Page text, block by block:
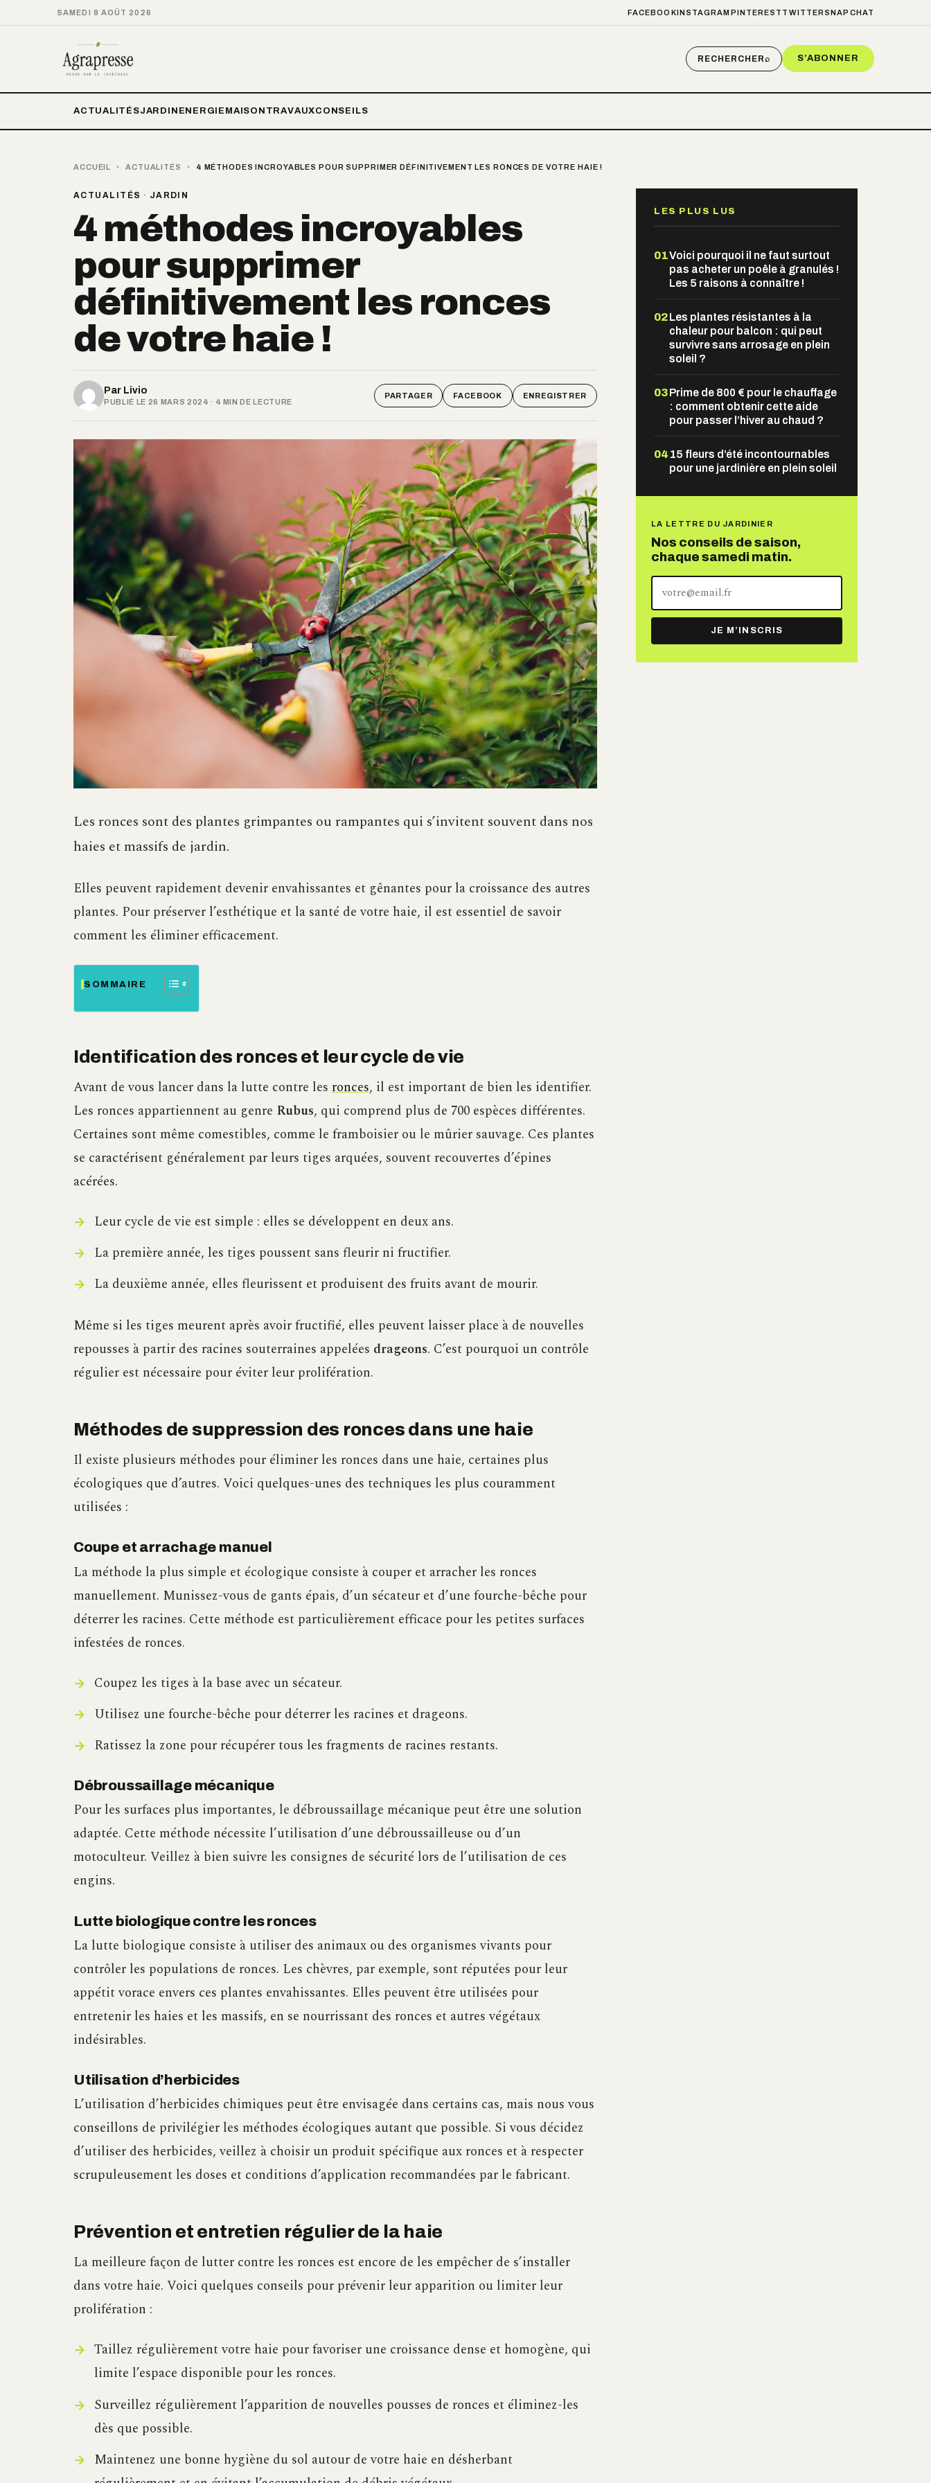
SAMEDI 8 AOÛT 2026 FACEBOOKINSTAGRAM PINTEREST TWITTER SNAPCHAT
RECHERCHER⌕ S’ABONNER
ACTUALITÉSJARDIN ENERGIE MAISON TRAVAUXCONSEILS
ACCUEIL › ACTUALITÉS › 4 MÉTHODES INCROYABLES POUR SUPPRIMER DÉFINITIVEMENT LES RONCES DE VOTRE HAIE !
ACTUALITÉS · JARDIN
4 méthodes incroyables
pour supprimer
définitivement les ronces
de votre haie !
Par Livio
PUBLIÉ LE 26 MARS 2024 · 4 MIN DE LECTURE
PARTAGER FACEBOOK ENREGISTRER
Les ronces sont des plantes grimpantes ou rampantes qui s’invitent souvent dans nos
haies et massifs de jardin.
Elles peuvent rapidement devenir envahissantes et gênantes pour la croissance des autres
plantes. Pour préserver l’esthétique et la santé de votre haie, il est essentiel de savoir
comment les éliminer efficacement.
SOMMAIRE
Identification des ronces et leur cycle de vie
Avant de vous lancer dans la lutte contre les ronces, il est important de bien les identifier.
Les ronces appartiennent au genre Rubus, qui comprend plus de 700 espèces différentes.
Certaines sont même comestibles, comme le framboisier ou le mûrier sauvage. Ces plantes
se caractérisent généralement par leurs tiges arquées, souvent recouvertes d’épines
acérées.
Leur cycle de vie est simple : elles se développent en deux ans.
La première année, les tiges poussent sans fleurir ni fructifier.
La deuxième année, elles fleurissent et produisent des fruits avant de mourir.
Même si les tiges meurent après avoir fructifié, elles peuvent laisser place à de nouvelles
repousses à partir des racines souterraines appelées drageons. C’est pourquoi un contrôle
régulier est nécessaire pour éviter leur prolifération.
Méthodes de suppression des ronces dans une haie
Il existe plusieurs méthodes pour éliminer les ronces dans une haie, certaines plus
écologiques que d’autres. Voici quelques-unes des techniques les plus couramment
utilisées :
Coupe et arrachage manuel
La méthode la plus simple et écologique consiste à couper et arracher les ronces
manuellement. Munissez-vous de gants épais, d’un sécateur et d’une fourche-bêche pour
déterrer les racines. Cette méthode est particulièrement efficace pour les petites surfaces
infestées de ronces.
Coupez les tiges à la base avec un sécateur.
Utilisez une fourche-bêche pour déterrer les racines et drageons.
Ratissez la zone pour récupérer tous les fragments de racines restants.
Débroussaillage mécanique
Pour les surfaces plus importantes, le débroussaillage mécanique peut être une solution
adaptée. Cette méthode nécessite l’utilisation d’une débroussailleuse ou d’un
motoculteur. Veillez à bien suivre les consignes de sécurité lors de l’utilisation de ces
engins.
Lutte biologique contre les ronces
La lutte biologique consiste à utiliser des animaux ou des organismes vivants pour
contrôler les populations de ronces. Les chèvres, par exemple, sont réputées pour leur
appétit vorace envers ces plantes envahissantes. Elles peuvent être utilisées pour
entretenir les haies et les massifs, en se nourrissant des ronces et autres végétaux
indésirables.
Utilisation d’herbicides
L’utilisation d’herbicides chimiques peut être envisagée dans certains cas, mais nous vous
conseillons de privilégier les méthodes écologiques autant que possible. Si vous décidez
d’utiliser des herbicides, veillez à choisir un produit spécifique aux ronces et à respecter
scrupuleusement les doses et conditions d’application recommandées par le fabricant.
Prévention et entretien régulier de la haie
La meilleure façon de lutter contre les ronces est encore de les empêcher de s’installer
dans votre haie. Voici quelques conseils pour prévenir leur apparition ou limiter leur
prolifération :
Taillez régulièrement votre haie pour favoriser une croissance dense et homogène, qui
limite l’espace disponible pour les ronces.
Surveillez régulièrement l’apparition de nouvelles pousses de ronces et éliminez-les
dès que possible.
Maintenez une bonne hygiène du sol autour de votre haie en désherbant
LES PLUS LUS
01Voici pourquoi il ne faut surtout
pas acheter un poêle à granulés !
Les 5 raisons à connaître !
02Les plantes résistantes à la
chaleur pour balcon : qui peut
survivre sans arrosage en plein
soleil ?
03Prime de 800 € pour le chauffage
: comment obtenir cette aide
pour passer l’hiver au chaud ?
04 15 fleurs d’été incontournables
pour une jardinière en plein soleil
LA LETTRE DU JARDINIER
Nos conseils de saison,
chaque samedi matin.
adresse
mail
JE M’INSCRIS